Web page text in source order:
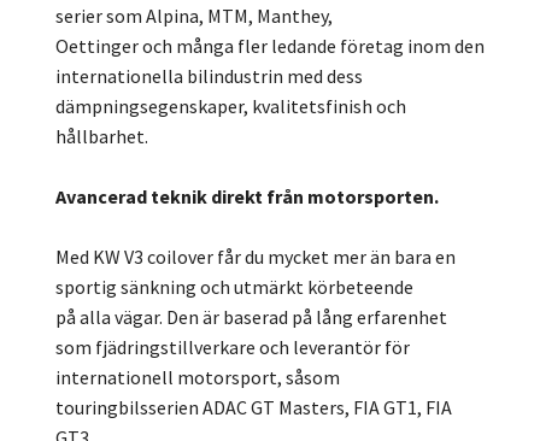
serier som Alpina, MTM, Manthey,
Oettinger och många fler ledande företag inom den
internationella bilindustrin med dess
dämpningsegenskaper, kvalitetsfinish och
hållbarhet.
Avancerad teknik direkt från motorsporten.
Med KW V3 coilover får du mycket mer än bara en
sportig sänkning och utmärkt körbeteende
på alla vägar. Den är baserad på lång erfarenhet
som fjädringstillverkare och leverantör för
internationell motorsport, såsom
touringbilsserien ADAC GT Masters, FIA GT1, FIA